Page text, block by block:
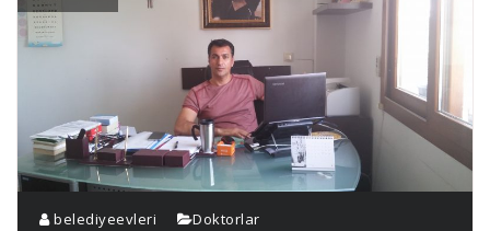
belediyeevleri Doktorlar